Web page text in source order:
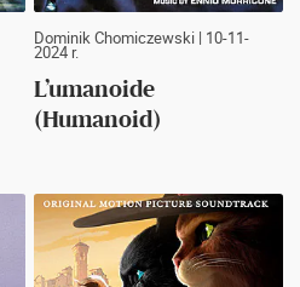
Dominik Chomiczewski| 10-11-
2024 r.
L’umanoide
(Humanoid)